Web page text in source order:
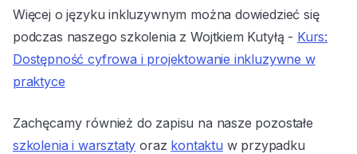
Więcej o języku inkluzywnym można dowiedzieć się
podczas naszego szkolenia z Wojtkiem Kutyłą - Kurs:
Dostępność cyfrowa i projektowanie inkluzywne w
praktyce
Zachęcamy również do zapisu na nasze pozostałe
szkolenia i warsztaty oraz kontaktu w przypadku